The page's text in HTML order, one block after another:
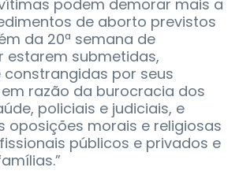
podem demorar mais a
de aborto previstos
da 20ª semana de
estarem submetidas,
por seus
razão da burocracia dos
policiais e judiciais, e
oposições morais e religiosas
públicos e privados e